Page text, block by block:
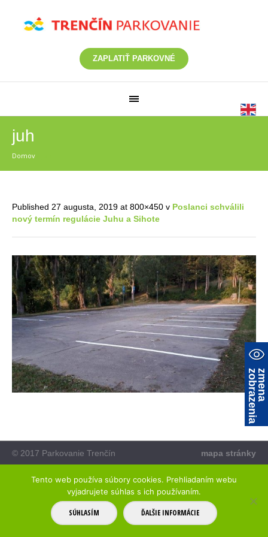
ZAPLATIŤ PARKOVNÉ
juh
Domov
Published 27 augusta, 2019 at 800×450 v Poslanci schválili
nový termín regulácie Juhu a Sihote
mapa stránky
© 2017 Parkovanie Trenčín
z
m
e
n
a
z
o
b
r
a
z
e
n
i
a
Tento web používa súbory cookies. Prehliadaním webu
vyjadrujete súhlas s ich používaním.
SÚHLASÍM ĎALŠIE INFORMÁCIE